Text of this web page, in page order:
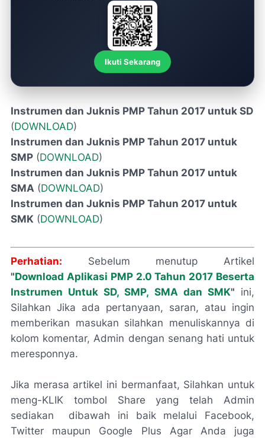
Ikuti Sekarang
Instrumen dan Juknis PMP Tahun 2017 untuk SD
(DOWNLOAD)
Instrumen dan Juknis PMP Tahun 2017 untuk
SMP (DOWNLOAD)
Instrumen dan Juknis PMP Tahun 2017 untuk
SMA (DOWNLOAD)
Instrumen dan Juknis PMP Tahun 2017 untuk
SMK (DOWNLOAD)
Perhatian: Sebelum menutup Artikel
"Download Aplikasi PMP 2.0 Tahun 2017 Beserta
Instrumen Untuk SD, SMP, SMA dan SMK" ini,
Silahkan Jika ada pertanyaan, saran, atau ingin
memberikan masukan silahkan menuliskannya di
kolom komentar, Admin dengan senang hati untuk
meresponnya.
Jika merasa artikel ini bermanfaat, Silahkan untuk
meng-KLIK tombol Share yang telah Admin
sediakan dibawah ini baik melalui Facebook,
Twitter maupun Google Plus Agar Anda juga